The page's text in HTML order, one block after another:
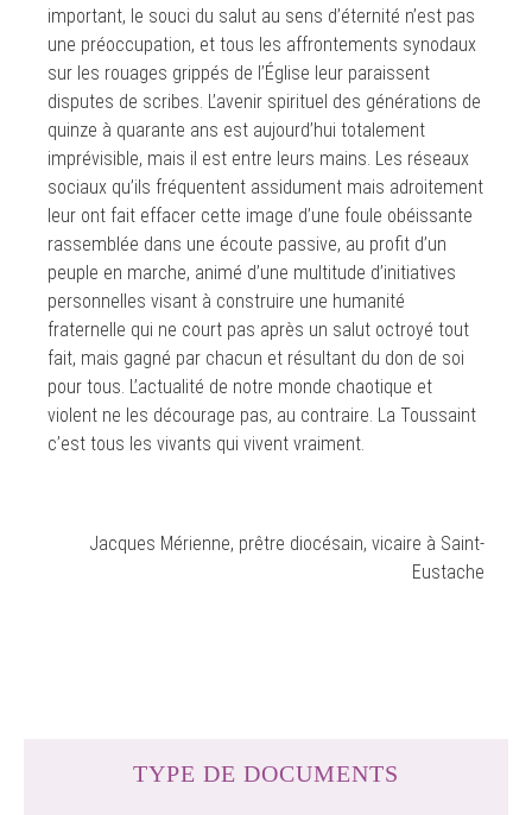
important, le souci du salut au sens d’éternité n’est pas
une préoccupation, et tous les affrontements synodaux
sur les rouages grippés de l’Église leur paraissent
disputes de scribes. L’avenir spirituel des générations de
quinze à quarante ans est aujourd’hui totalement
imprévisible, mais il est entre leurs mains. Les réseaux
sociaux qu’ils fréquentent assidument mais adroitement
leur ont fait effacer cette image d’une foule obéissante
rassemblée dans une écoute passive, au profit d’un
peuple en marche, animé d’une multitude d’initiatives
personnelles visant à construire une humanité
fraternelle qui ne court pas après un salut octroyé tout
fait, mais gagné par chacun et résultant du don de soi
pour tous. L’actualité de notre monde chaotique et
violent ne les décourage pas, au contraire. La Toussaint
c’est tous les vivants qui vivent vraiment.
Jacques Mérienne, prêtre diocésain, vicaire à Saint-
Eustache
TYPE DE DOCUMENTS